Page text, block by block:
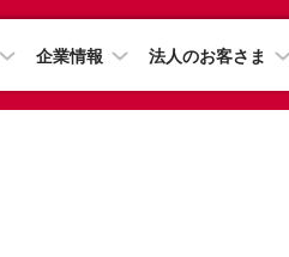
企業情報 法人のお客さま